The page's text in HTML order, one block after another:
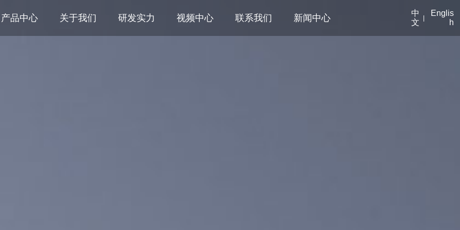
产品中心 关于我们 研发实力 视频中心 联系我们 新闻中心
中
文
|
Englis
h